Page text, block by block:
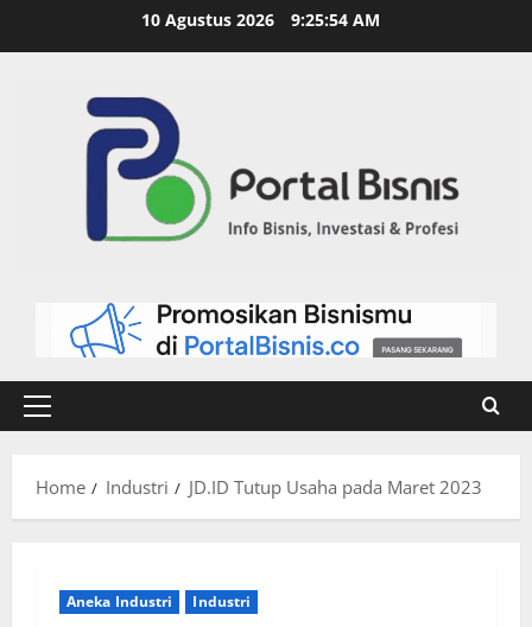
10 Agustus 2026 9:25:55 AM
Home Industri JD.ID Tutup Usaha pada Maret 2023
Aneka Industri Industri